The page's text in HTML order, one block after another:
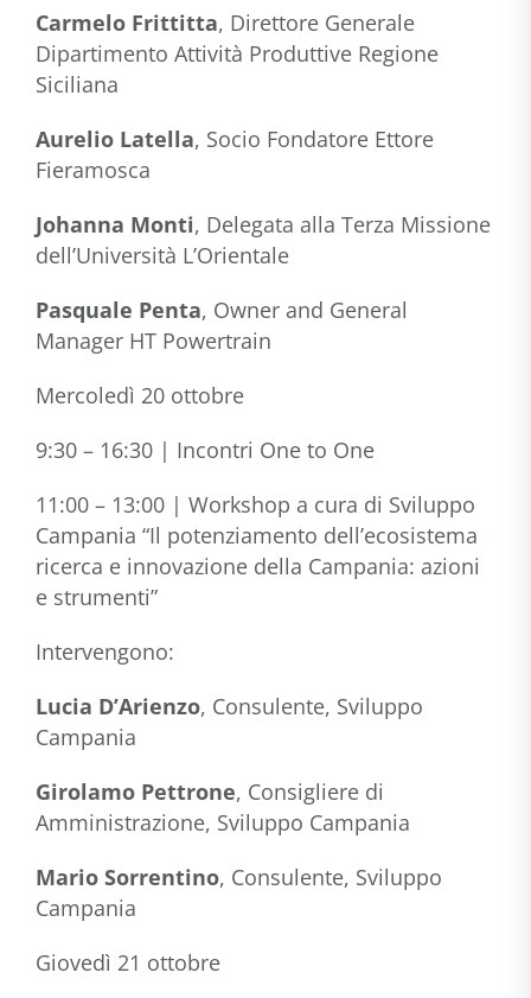
Carmelo Frittitta, Direttore Generale
Dipartimento Attività Produttive Regione
Siciliana
Aurelio Latella, Socio Fondatore Ettore
Fieramosca
Johanna Monti, Delegata alla Terza Missione
dell’Università L’Orientale
Pasquale Penta, Owner and General
Manager HT Powertrain
Mercoledì 20 ottobre
9:30 – 16:30 | Incontri One to One
11:00 – 13:00 | Workshop a cura di Sviluppo
Campania “Il potenziamento dell’ecosistema
ricerca e innovazione della Campania: azioni
e strumenti”
Intervengono:
Lucia D’Arienzo, Consulente, Sviluppo
Campania
Girolamo Pettrone, Consigliere di
Amministrazione, Sviluppo Campania
Mario Sorrentino, Consulente, Sviluppo
Campania
Giovedì 21 ottobre